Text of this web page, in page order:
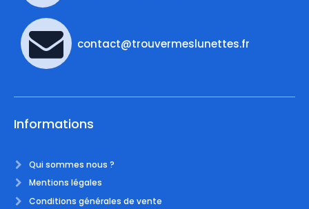
contact@trouvermeslunettes.fr
Informations
Qui sommes nous ?
Mentions légales
Conditions générales de vente